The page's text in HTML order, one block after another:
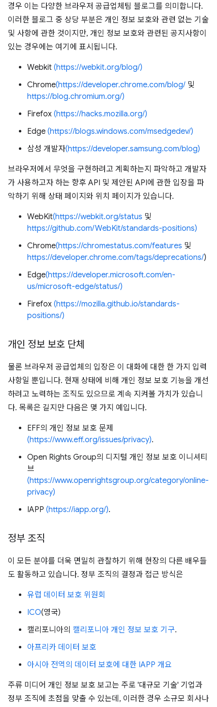
경우 이는 다양한 브라우저 공급업체팀 블로그를 의미합니다.
이러한 블로그 중 상당 부분은 개인 정보 보호와 관련 없는 기술
및 사항에 관한 것이지만, 개인 정보 보호와 관련된 공지사항이
있는 경우에는 여기에 표시됩니다.
Webkit (https://webkit.org/blog/)
Chrome(https://developer.chrome.com/blog/ 및
https://blog.chromium.org/)
Firefox (https://hacks.mozilla.org/)
Edge (https://blogs.windows.com/msedgedev/)
삼성 개발자(https://developer.samsung.com/blog)
브라우저에서 무엇을 구현하려고 계획하는지 파악하고 개발자
가 사용하고자 하는 향후 API 및 제안된 API에 관한 입장을 파
악하기 위해 상태 페이지와 위치 페이지가 있습니다.
WebKit(https://webkit.org/status 및
https://github.com/WebKit/standards-positions)
Chrome(https://chromestatus.com/features 및
https://developer.chrome.com/tags/deprecations/)
Edge(https://developer.microsoft.com/en-
us/microsoft-edge/status/)
Firefox (https://mozilla.github.io/standards-
positions/)
개인 정보 보호 단체
물론 브라우저 공급업체의 입장은 이 대화에 대한 한 가지 입력
사항일 뿐입니다. 현재 상태에 비해 개인 정보 보호 기능을 개선
하려고 노력하는 조직도 있으므로 계속 지켜볼 가치가 있습니
다. 목록은 길지만 다음은 몇 가지 예입니다.
EFF의 개인 정보 보호 문제
(https://www.eff.org/issues/privacy).
Open Rights Group의 디지털 개인 정보 보호 이니셔티
브
(https://www.openrightsgroup.org/category/online-
privacy)
IAPP (https://iapp.org/).
정부 조직
이 모든 분야를 더욱 면밀히 관찰하기 위해 현장의 다른 배우들
도 활동하고 있습니다. 정부 조직의 결정과 접근 방식은
유럽 데이터 보호 위원회
ICO(영국)
캘리포니아의 캘리포니아 개인 정보 보호 기구.
아프리카 데이터 보호
아시아 전역의 데이터 보호에 대한 IAPP 개요
주류 미디어 개인 정보 보호 보고는 주로 '대규모 기술' 기업과
정부 조직에 초점을 맞출 수 있는데, 이러한 경우 소규모 회사나